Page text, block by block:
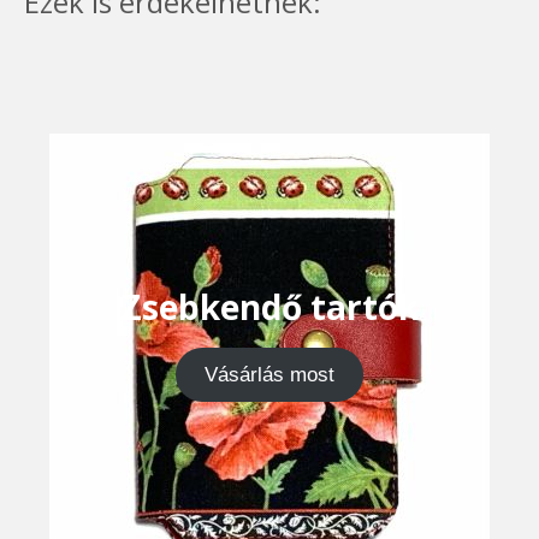
Zsebkendő tartók
Vásárlás most